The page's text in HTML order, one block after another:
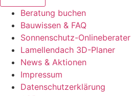
Beratung buchen
Bauwissen & FAQ
Sonnenschutz-Onlineberater
Lamellendach 3D-Planer
News & Aktionen
Impressum
Datenschutzerklärung